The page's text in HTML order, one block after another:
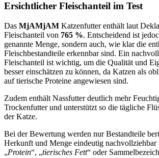
Ersichtlicher Fleischanteil im Test
Das MjAMjAM Katzenfutter enthält laut
Fleischanteil von 765 %. Entscheidend ist
genannte Menge, sondern auch, wie klar die
Fleischbestandteile erkennbar sind. Ein
Fleischanteil ist wichtig, um die Qualität und
besser einschätzen zu können, da Katzen als
auf tierische Proteine angewiesen sind.
Zudem enthält Nassfutter deutlich mehr
Trockenfutter und unterstützt so die tägliche
der Katze.
Bei der Bewertung werden nur Bestandteile
Herkunft und Menge eindeutig
„Protein“, „tierisches Fett“ oder